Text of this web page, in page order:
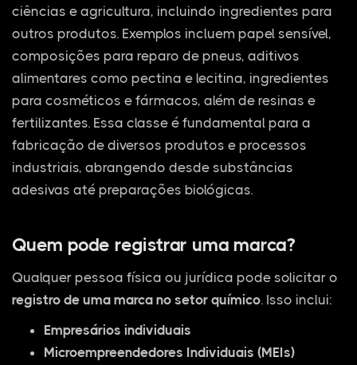
ciências e agricultura, incluindo ingredientes para
outros produtos. Exemplos incluem papel sensível,
composições para reparo de pneus, aditivos
alimentares como pectina e lecitina, ingredientes
para cosméticos e fármacos, além de resinas e
fertilizantes. Essa classe é fundamental para a
fabricação de diversos produtos e processos
industriais, abrangendo desde substâncias
adesivas até preparações biológicas.
Quem pode registrar uma marca?
Qualquer pessoa física ou jurídica pode solicitar o
registro de uma marca no setor químico. Isso inclui:
Empresários individuais
Microempreendedores Individuais (MEIs)